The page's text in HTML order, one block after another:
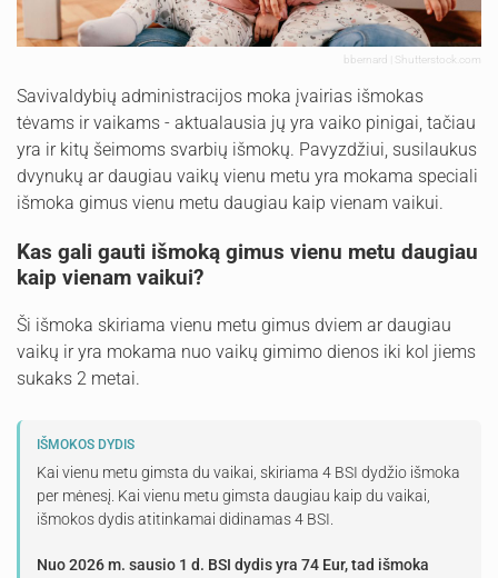
bbernard | Shutterstock.com
Savivaldybių administracijos moka įvairias išmokas
tėvams ir vaikams - aktualausia jų yra vaiko pinigai, tačiau
yra ir kitų šeimoms svarbių išmokų. Pavyzdžiui, susilaukus
dvynukų ar daugiau vaikų vienu metu yra mokama speciali
išmoka gimus vienu metu daugiau kaip vienam vaikui.
Kas gali gauti išmoką gimus vienu metu daugiau
kaip vienam vaikui?
Ši išmoka skiriama vienu metu gimus dviem ar daugiau
vaikų ir yra mokama nuo vaikų gimimo dienos iki kol jiems
sukaks 2 metai.
IŠMOKOS DYDIS
Kai vienu metu gimsta du vaikai, skiriama 4 BSI dydžio išmoka
per mėnesį. Kai vienu metu gimsta daugiau kaip du vaikai,
išmokos dydis atitinkamai didinamas 4 BSI.
Nuo 2026 m. sausio 1 d. BSI dydis yra 74 Eur, tad išmoka